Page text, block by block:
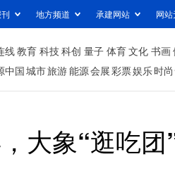
地方频道 承建网站 网
线教育 科技科创 量子 体育文化 书画
中国城市旅游能源会展彩票娱乐时尚
大象“逛吃